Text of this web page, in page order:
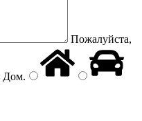
Пожалуйста,
Дом.